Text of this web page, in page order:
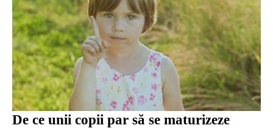
De ce unii copii par să se maturizeze